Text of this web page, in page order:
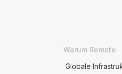
Warum Remote
Globale